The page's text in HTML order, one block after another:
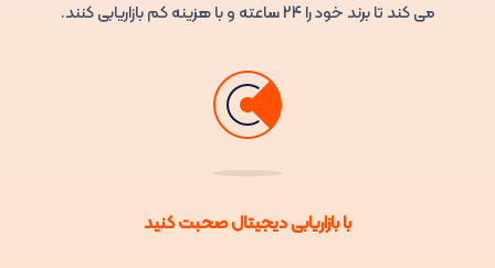
می کند تا برند خود را 24 ساعته و با هزینه کم بازاریابی کنند.
با بازاریابی دیجیتال صحبت کنید